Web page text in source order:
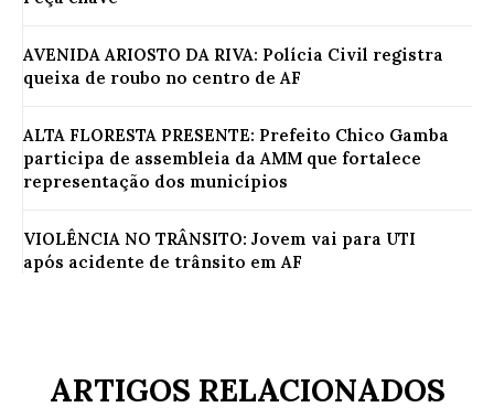
AVENIDA ARIOSTO DA RIVA: Polícia Civil registra
queixa de roubo no centro de AF
ALTA FLORESTA PRESENTE: Prefeito Chico Gamba
participa de assembleia da AMM que fortalece
representação dos municípios
VIOLÊNCIA NO TRÂNSITO: Jovem vai para UTI
após acidente de trânsito em AF
ARTIGOS RELACIONADOS